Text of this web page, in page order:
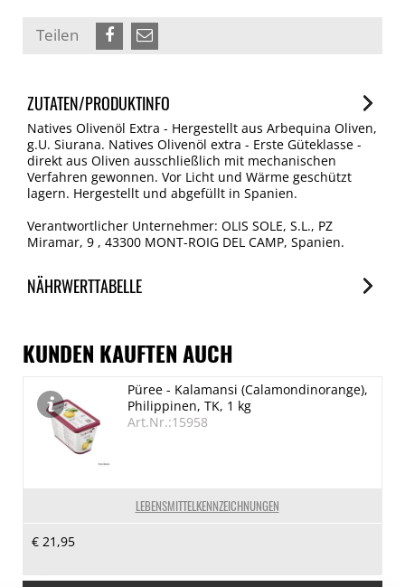
Teilen
ZUTATEN/PRODUKTINFO
Natives Olivenöl Extra - Hergestellt aus Arbequina Oliven,
g.U. Siurana. Natives Olivenöl extra - Erste Güteklasse -
direkt aus Oliven ausschließlich mit mechanischen
Verfahren gewonnen. Vor Licht und Wärme geschützt
lagern. Hergestellt und abgefüllt in Spanien.
Verantwortlicher Unternehmer: OLIS SOLE, S.L., PZ
Miramar, 9 , 43300 MONT-ROIG DEL CAMP, Spanien.
NÄHRWERTTABELLE
je 100ml
Brennwert
3700 kJ/900 kcal
Fett
100 g
davon gesättigte Fettsäuren
0 g
KUNDEN KAUFTEN AUCH
LEBENSMITTELKENNZEICHNUNGEN
Püree - Kalamansi (Calamondinorange),
Philippinen, TK, 1 kg
Art.Nr.:15958
€ 21,95